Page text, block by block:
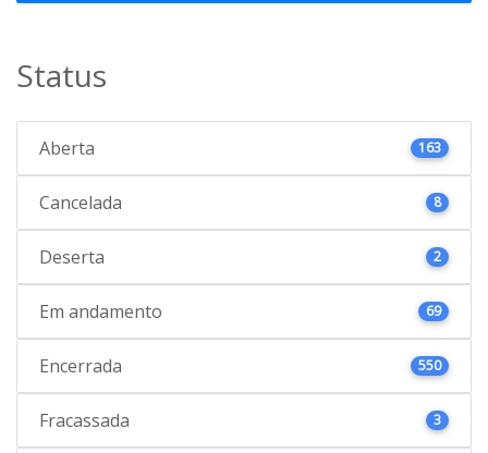
Status
Aberta 163
Cancelada 8
Deserta 2
Em andamento 69
Encerrada 550
Fracassada 3